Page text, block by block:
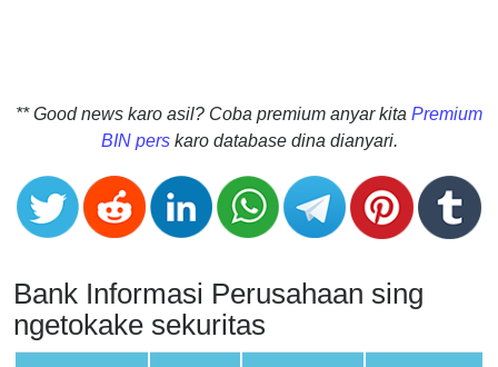
Card
Validator
Credit
Card
Generator
Credit
Card
Generator
** Good news karo asil? Coba premium anyar kita Premium
BIN perskaro database dina dianyari.
Bank Informasi Perusahaan sing
ngetokake sekuritas